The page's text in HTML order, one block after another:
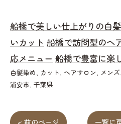
船橋で美しい仕上がりの白
いカット 船橋で訪問型のヘ
応メニュー 船橋で豊富に楽
白髪染め カット ヘアサロン メンズ
浦安市 千葉県